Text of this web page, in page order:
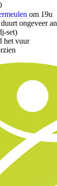
om 19u
ongeveer
set)
het vuur